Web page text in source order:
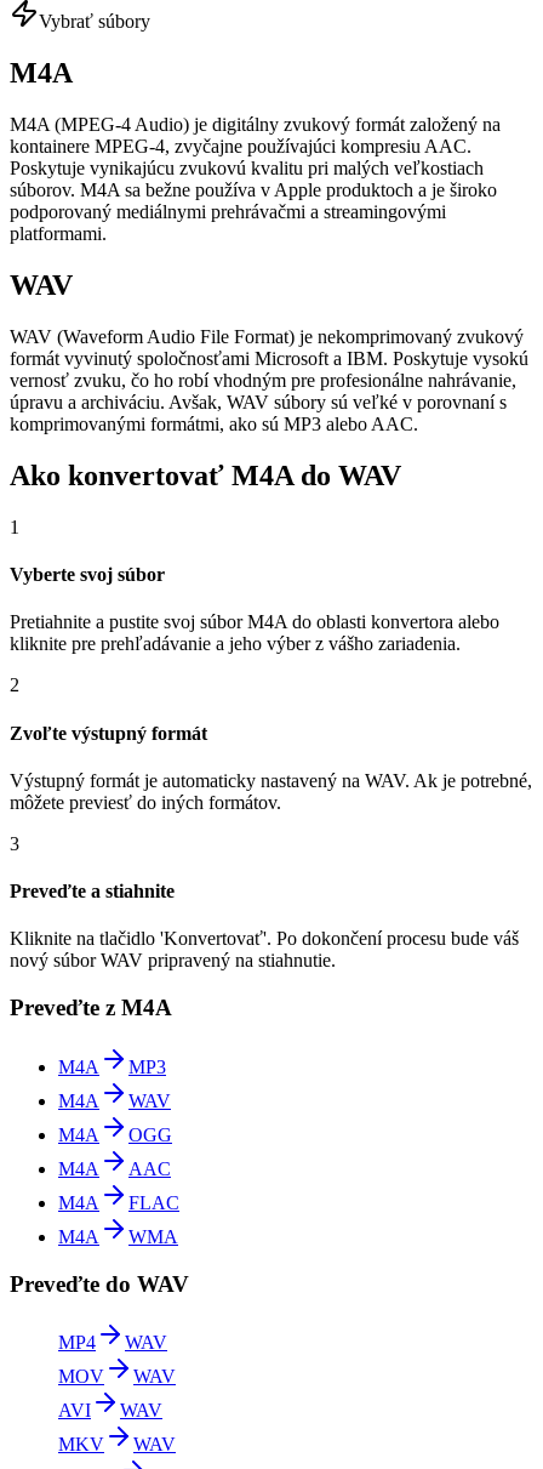
Vybrať súbory
M4A
M4A (MPEG-4 Audio) je digitálny zvukový formát založený na
kontainere MPEG-4, zvyčajne používajúci kompresiu AAC.
Poskytuje vynikajúcu zvukovú kvalitu pri malých veľkostiach
súborov. M4A sa bežne používa v Apple produktoch a je široko
podporovaný mediálnymi prehrávačmi a streamingovými
platformami.
WAV
WAV (Waveform Audio File Format) je nekomprimovaný zvukový
formát vyvinutý spoločnosťami Microsoft a IBM. Poskytuje vysokú
vernosť zvuku, čo ho robí vhodným pre profesionálne nahrávanie,
úpravu a archiváciu. Avšak, WAV súbory sú veľké v porovnaní s
komprimovanými formátmi, ako sú MP3 alebo AAC.
Ako konvertovať M4A do WAV
1
Vyberte svoj súbor
Pretiahnite a pustite svoj súbor M4A do oblasti konvertora alebo
kliknite pre prehľadávanie a jeho výber z vášho zariadenia.
2
Zvoľte výstupný formát
Výstupný formát je automaticky nastavený na WAV. Ak je potrebné,
môžete previesť do iných formátov.
3
Preveďte a stiahnite
Kliknite na tlačidlo 'Konvertovať'. Po dokončení procesu bude váš
nový súbor WAV pripravený na stiahnutie.
Preveďte z M4A
M4A
MP3
M4A
WAV
M4A
OGG
M4A
AAC
M4A
FLAC
M4A
WMA
Preveďte do WAV
MP4
WAV
MOV
WAV
AVI
WAV
MKV
WAV